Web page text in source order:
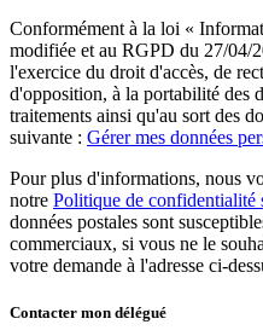
Conformément à la loi «
modifiée et au RGPD du 27/04/
l'exercice du droit d'accès, de
d'opposition, à la portabilité des
traitements ainsi qu'au sort des
suivante : Gérer mes données
Pour plus d'informations, nous
notre Politique de confidentialité
données postales sont
commerciaux, si vous ne le
votre demande à l'adresse ci-
Contacter mon délégué